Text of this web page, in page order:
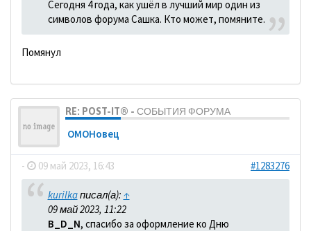
Сегодня 4 года, как ушёл в лучший мир один из
символов форума Сашка. Кто может, помяните.
Помянул
RE: POST-IT® - СОБЫТИЯ ФОРУМА
ОМОНовец
- 09 май 2023, 16:43 #1283276
kurilkaписал(а): ↑
09 май 2023, 11:22
B_D_N, спасибо за оформление ко Дню